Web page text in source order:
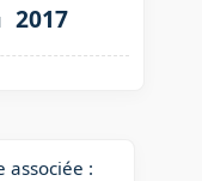
2017
associée :